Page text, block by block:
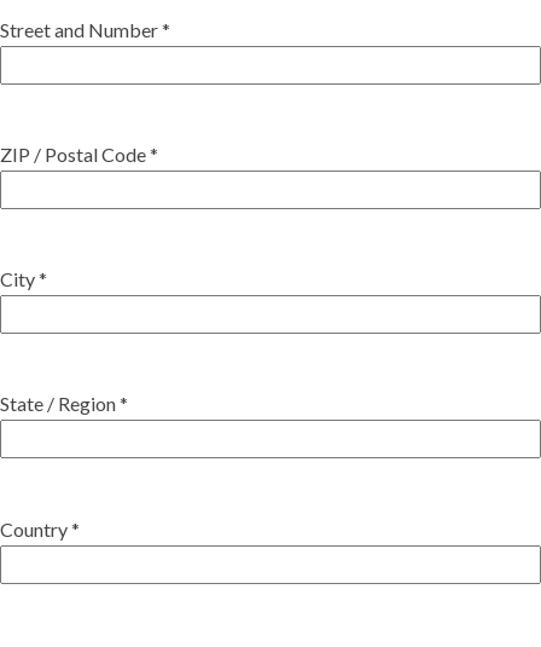
Street and Number *
ZIP / Postal Code *
City *
State / Region *
Country *